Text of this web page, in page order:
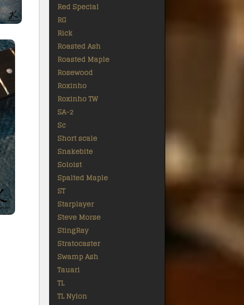
Red Special
RG
Rick
Roasted Ash
Roasted Maple
Rosewood
Roxinho
Roxinho TW
SA-2
Sc
Short scale
Snakebite
Soloist
Spalted Maple
ST
Starplayer
Steve Morse
StingRay
Stratocaster
Swamp Ash
Tauari
TL
TL Nylon